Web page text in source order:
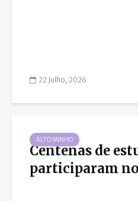
22 Julho, 2026
ALTO MINHO
Centenas de
participaram